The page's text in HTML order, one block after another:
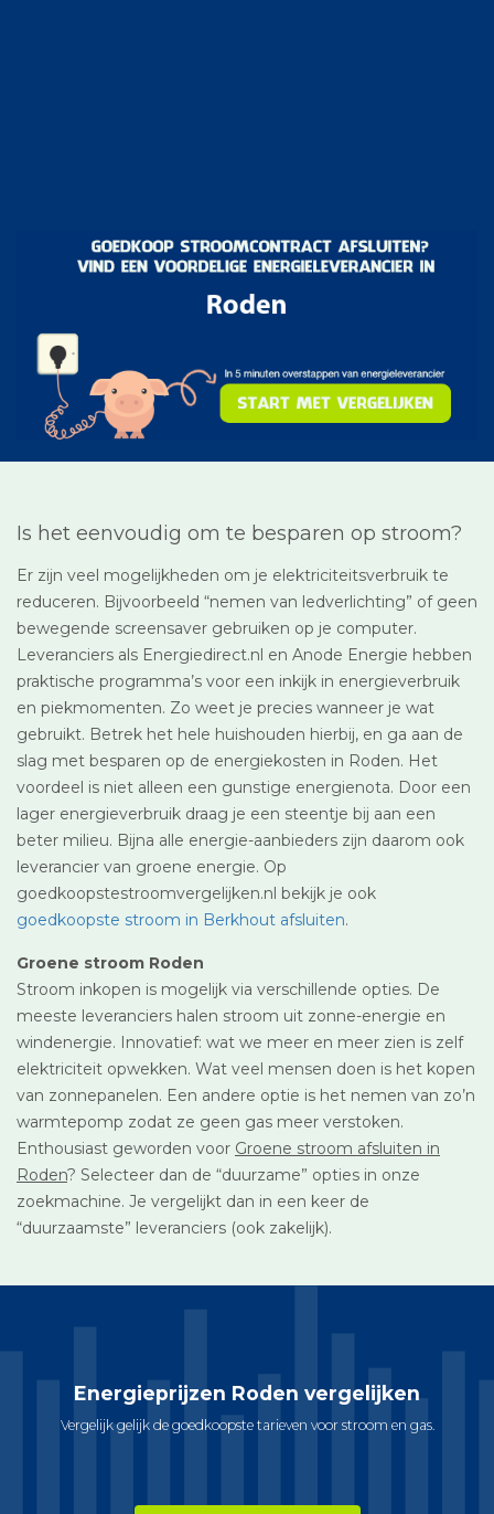
Is het eenvoudig om te besparen op stroom?
Er zijn veel mogelijkheden om je elektriciteitsverbruik te
reduceren. Bijvoorbeeld “nemen van ledverlichting” of geen
bewegende screensaver gebruiken op je computer.
Leveranciers als Energiedirect.nl en Anode Energie hebben
praktische programma’s voor een inkijk in energieverbruik
en piekmomenten. Zo weet je precies wanneer je wat
gebruikt. Betrek het hele huishouden hierbij, en ga aan de
slag met besparen op de energiekosten in Roden. Het
voordeel is niet alleen een gunstige energienota. Door een
lager energieverbruik draag je een steentje bij aan een
beter milieu. Bijna alle energie-aanbieders zijn daarom ook
leverancier van groene energie. Op
goedkoopstestroomvergelijken.nl bekijk je ook
goedkoopste stroom in Berkhout afsluiten.
Groene stroom Roden
Stroom inkopen is mogelijk via verschillende opties. De
meeste leveranciers halen stroom uit zonne-energie en
windenergie. Innovatief: wat we meer en meer zien is zelf
elektriciteit opwekken. Wat veel mensen doen is het kopen
van zonnepanelen. Een andere optie is het nemen van zo’n
warmtepomp zodat ze geen gas meer verstoken.
Enthousiast geworden voor Groene stroom afsluiten in
Roden? Selecteer dan de “duurzame” opties in onze
zoekmachine. Je vergelijkt dan in een keer de
“duurzaamste” leveranciers (ook zakelijk).
Energieprijzen Roden vergelijken
Vergelijk gelijk de goedkoopste tarieven voor stroom en gas.